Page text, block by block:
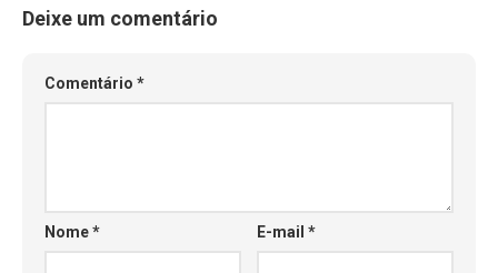
Deixe um comentário
Comentário *
Nome* E-mail*